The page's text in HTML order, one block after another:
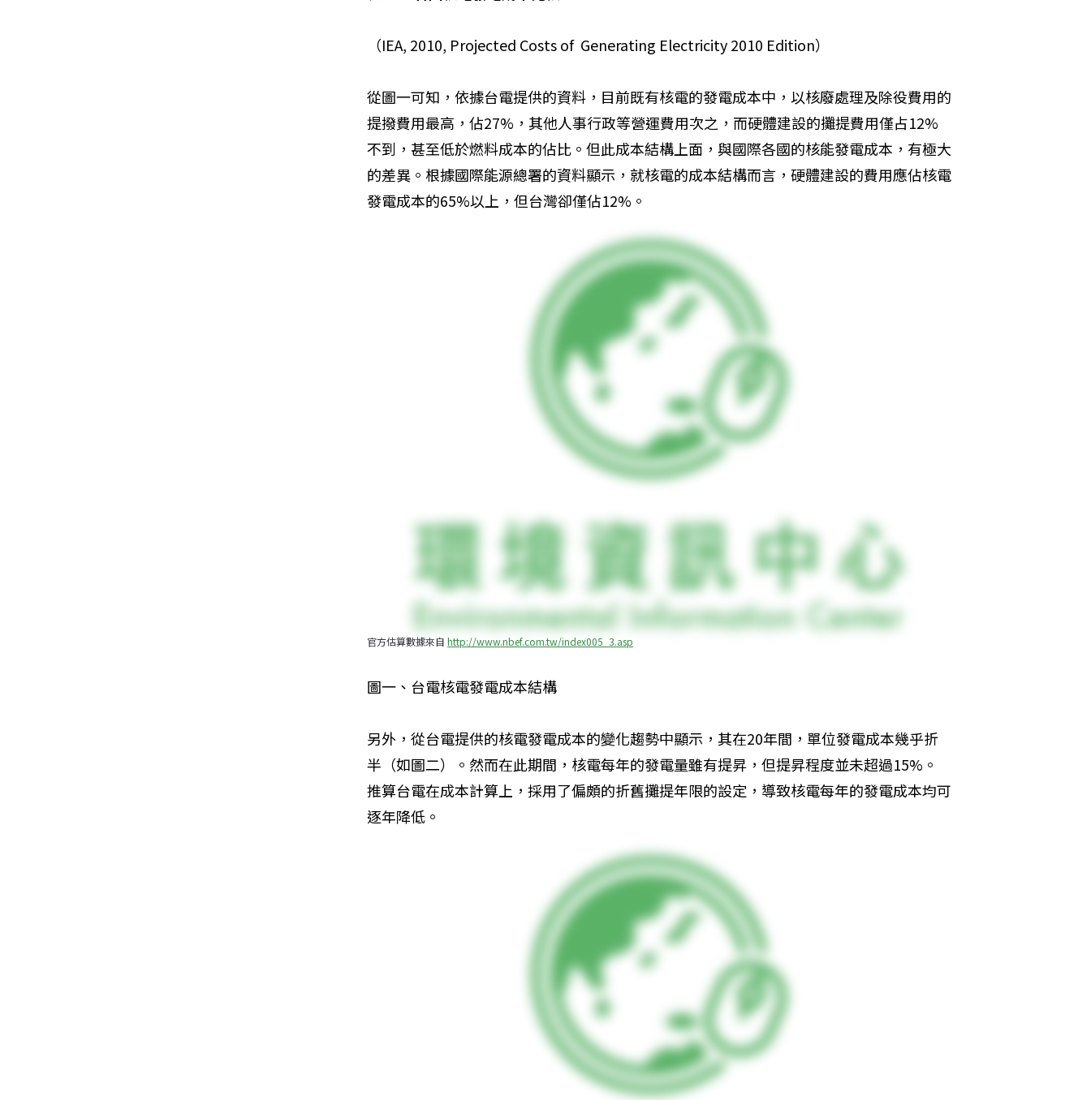
（IEA, 2010, Projected Costs of  Generating Electricity 2010 Edition）
從圖一可知，依據台電提供的資料，目前既有核電的發電成本中，以核廢處理及除役費用的
提撥費用最高，佔27%，其他人事行政等營運費用次之，而硬體建設的攤提費用僅占12%
不到，甚至低於燃料成本的佔比。但此成本結構上面，與國際各國的核能發電成本，有極大
的差異。根據國際能源總署的資料顯示，就核電的成本結構而言，硬體建設的費用應佔核電
發電成本的65%以上，但台灣卻僅佔12%。
官方估算數據來自 http://www.nbef.com.tw/index005_3.asp
圖一、台電核電發電成本結構
另外，從台電提供的核電發電成本的變化趨勢中顯示，其在20年間，單位發電成本幾乎折
半（如圖二）。然而在此期間，核電每年的發電量雖有提昇，但提昇程度並未超過15%。
推算台電在成本計算上，採用了偏頗的折舊攤提年限的設定，導致核電每年的發電成本均可
逐年降低。